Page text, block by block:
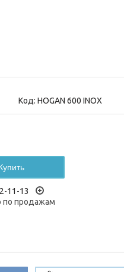
Код: HOGAN 600 INOX
11-13
продажам